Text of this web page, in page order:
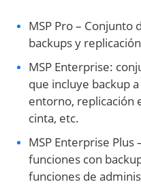
MSP Pro – Conjunto
backups y replicación
MSP Enterprise:
que incluye backup
entorno, replicación
cinta, etc.
MSP Enterprise
funciones con
funciones de